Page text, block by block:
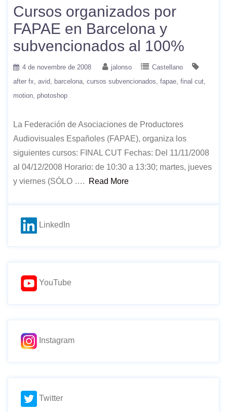
Cursos organizados por
FAPAE en Barcelona y
subvencionados al 100%
4 de novembre de 2008 jalonso
Castellano
after fx avid barcelona cursos subvencionados fapae final cut
motion photoshop
La Federación de Asociaciones de Productores
Audiovisuales Españoles (FAPAE), organiza los
siguientes cursos: FINAL CUT Fechas: Del 11/11/2008
al 04/12/2008 Horario: de 10:30 a 13:30; martes, jueves
y viernes (SÓLO ….
Read More
LinkedIn
YouTube
Instagram
Twitter